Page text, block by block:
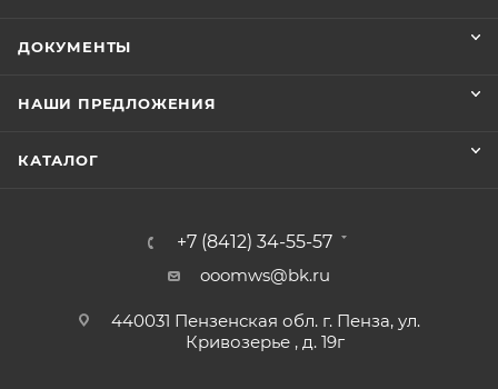
ДОКУМЕНТЫ
НАШИ ПРЕДЛОЖЕНИЯ
КАТАЛОГ
+7 (8412) 34-55-57
ooomws@bk.ru
440031 Пензенская обл. г. Пенза, ул.
Кривозерье , д. 19г